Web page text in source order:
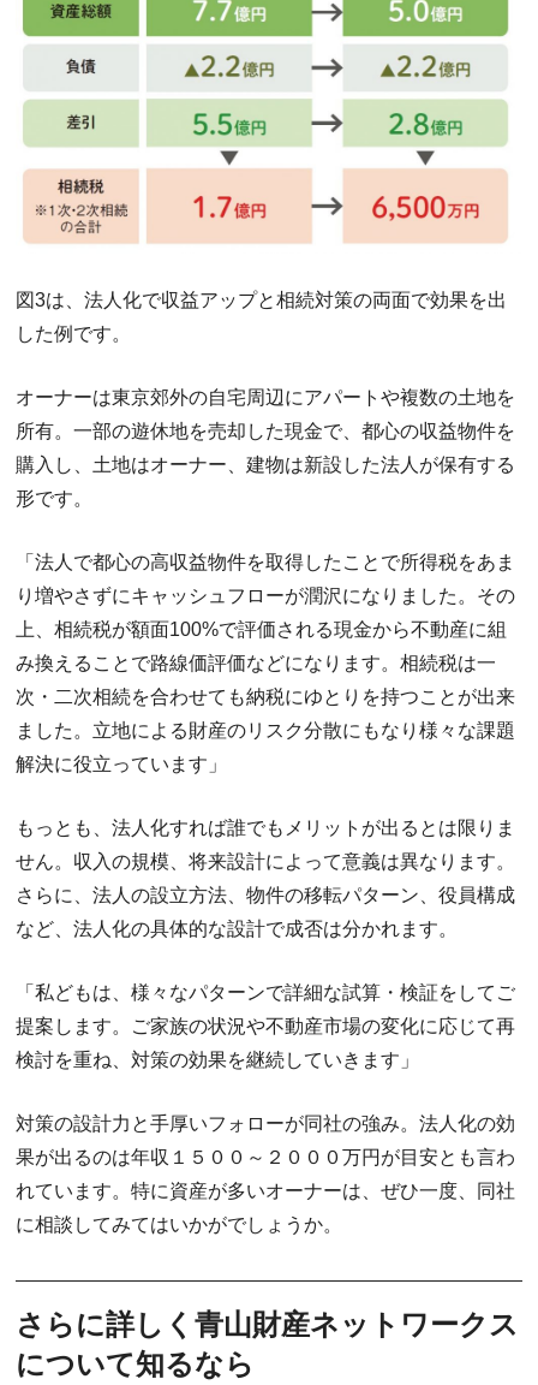
図3は、法人化で収益アップと相続対策の両面で効果を出
した例です。
オーナーは東京郊外の自宅周辺にアパートや複数の土地を
所有。一部の遊休地を売却した現金で、都心の収益物件を
購入し、土地はオーナー、建物は新設した法人が保有する
形です。
「法人で都心の高収益物件を取得したことで所得税をあま
り増やさずにキャッシュフローが潤沢になりました。その
上、相続税が額面100%で評価される現金から不動産に組
み換えることで路線価評価などになります。相続税は一
次・二次相続を合わせても納税にゆとりを持つことが出来
ました。立地による財産のリスク分散にもなり様々な課題
解決に役立っています」
もっとも、法人化すれば誰でもメリットが出るとは限りま
せん。収入の規模、将来設計によって意義は異なります。
さらに、法人の設立方法、物件の移転パターン、役員構成
など、法人化の具体的な設計で成否は分かれます。
「私どもは、様々なパターンで詳細な試算・検証をしてご
提案します。ご家族の状況や不動産市場の変化に応じて再
検討を重ね、対策の効果を継続していきます」
対策の設計力と手厚いフォローが同社の強み。法人化の効
果が出るのは年収１５００～２０００万円が目安とも言わ
れています。特に資産が多いオーナーは、ぜひ一度、同社
に相談してみてはいかがでしょうか。
さらに詳しく青山財産ネットワークス
について知るなら